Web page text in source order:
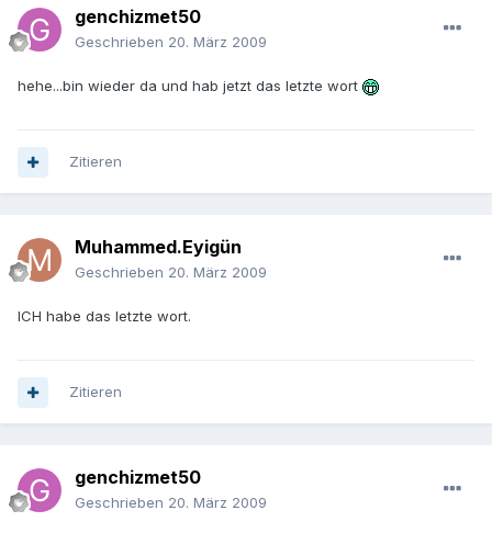
genchizmet50
Geschrieben 20. März 2009
hehe...bin wieder da und hab jetzt das letzte wort
Zitieren
Muhammed.Eyigün
Geschrieben 20. März 2009
ICH habe das letzte wort.
Zitieren
genchizmet50
Geschrieben 20. März 2009